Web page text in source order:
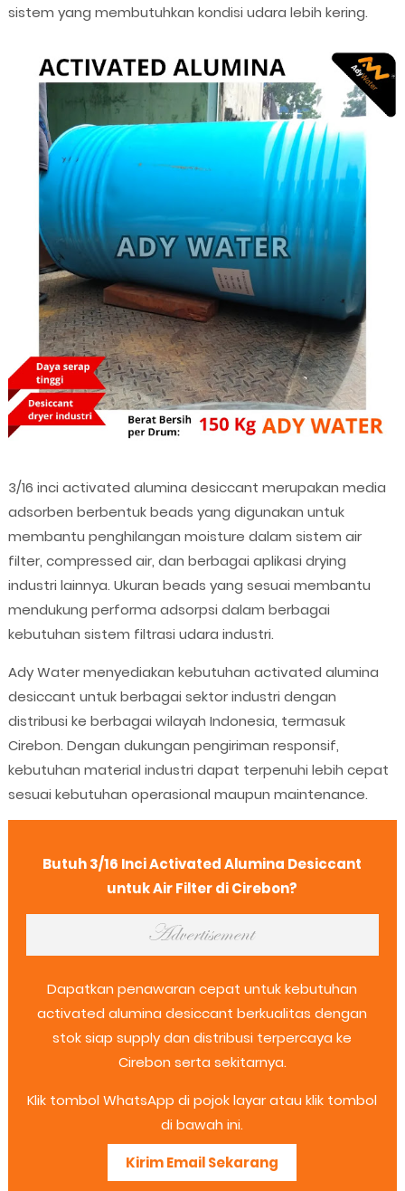
sistem yang membutuhkan kondisi udara lebih kering.
3/16 inci activated alumina desiccant merupakan media
adsorben berbentuk beads yang digunakan untuk
membantu penghilangan moisture dalam sistem air
filter, compressed air, dan berbagai aplikasi drying
industri lainnya. Ukuran beads yang sesuai membantu
mendukung performa adsorpsi dalam berbagai
kebutuhan sistem filtrasi udara industri.
Ady Water menyediakan kebutuhan activated alumina
desiccant untuk berbagai sektor industri dengan
distribusi ke berbagai wilayah Indonesia, termasuk
Cirebon. Dengan dukungan pengiriman responsif,
kebutuhan material industri dapat terpenuhi lebih cepat
sesuai kebutuhan operasional maupun maintenance.
Butuh 3/16 Inci Activated Alumina Desiccant
untuk Air Filter di Cirebon?
Dapatkan penawaran cepat untuk kebutuhan
activated alumina desiccant berkualitas dengan
stok siap supply dan distribusi terpercaya ke
Cirebon serta sekitarnya.
Klik tombol WhatsApp di pojok layar atau klik tombol
di bawah ini.
Kirim Email Sekarang